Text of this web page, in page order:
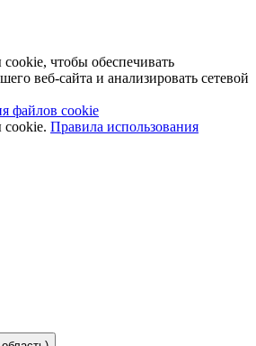
чтобы обеспечивать
веб-сайта и анализировать сетевой
файлов cookie
Правила использования